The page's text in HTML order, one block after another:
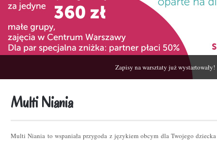
Zapisy na warsztaty już wystartowały!
Multi Niania
Multi Niania to wspaniała przygoda z językiem obcym dla Twojego